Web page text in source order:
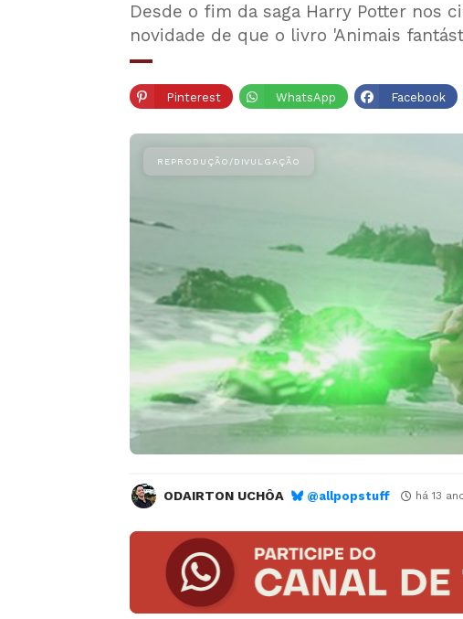
Desde o fim da saga Harry Potter nos
novidade de que o livro 'Animais
Pinterest WhatsApp Facebook
ODAIRTON UCHÔA @allpopstuff há 13